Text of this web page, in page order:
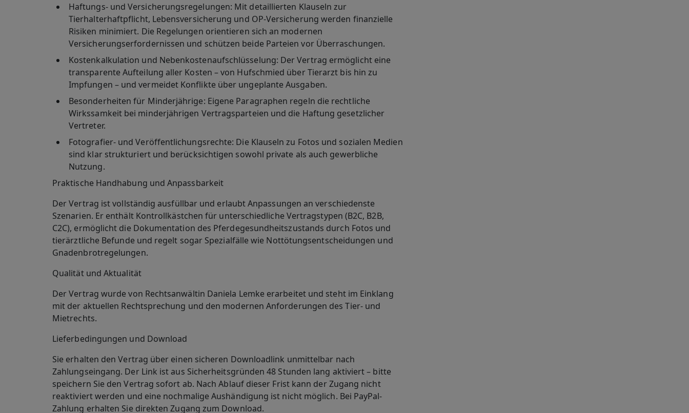
Haftungs- und Versicherungsregelungen: Mit detaillierten Klauseln zur
Tierhalterhaftpflicht, Lebensversicherung und OP-Versicherung werden finanzielle
Risiken minimiert. Die Regelungen orientieren sich an modernen
Versicherungserfordernissen und schützen beide Parteien vor Überraschungen.
Kostenkalkulation und Nebenkostenaufschlüsselung: Der Vertrag ermöglicht eine
transparente Aufteilung aller Kosten – von Hufschmied über Tierarzt bis hin zu
Impfungen – und vermeidet Konflikte über ungeplante Ausgaben.
Besonderheiten für Minderjährige: Eigene Paragraphen regeln die rechtliche
Wirkssamkeit bei minderjährigen Vertragsparteien und die Haftung gesetzlicher
Vertreter.
Fotografier- und Veröffentlichungsrechte: Die Klauseln zu Fotos und sozialen Medien
sind klar strukturiert und berücksichtigen sowohl private als auch gewerbliche
Nutzung.
Praktische Handhabung und Anpassbarkeit
Der Vertrag ist vollständig ausfüllbar und erlaubt Anpassungen an verschiedenste
Szenarien. Er enthält Kontrollkästchen für unterschiedliche Vertragstypen (B2C, B2B,
C2C), ermöglicht die Dokumentation des Pferdegesundheitszustands durch Fotos und
tierärztliche Befunde und regelt sogar Spezialfälle wie Nottötungsentscheidungen und
Gnadenbrotregelungen.
Qualität und Aktualität
Der Vertrag wurde von Rechtsanwältin Daniela Lemke erarbeitet und steht im Einklang
mit der aktuellen Rechtsprechung und den modernen Anforderungen des Tier- und
Mietrechts.
Lieferbedingungen und Download
Sie erhalten den Vertrag über einen sicheren Downloadlink unmittelbar nach
Zahlungseingang. Der Link ist aus Sicherheitsgründen 48 Stunden lang aktiviert – bitte
speichern Sie den Vertrag sofort ab. Nach Ablauf dieser Frist kann der Zugang nicht
reaktiviert werden und eine nochmalige Aushändigung ist nicht möglich. Bei PayPal-
Zahlung erhalten Sie direkten Zugang zum Download.